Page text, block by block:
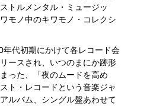
トルメンタル・ミュージッ
モノ中のキワモノ・コレクシ
年代初期にかけて各レコード会
ースされ、いつのまにか跡形
った、「夜のムードを高め
ト・レコードという音楽ジャ
ルバム、シングル盤あわせて